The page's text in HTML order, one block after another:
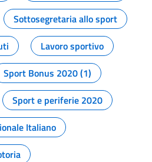
Sottosegretaria allo sport
Lavoro sportivo
Sport Bonus 2020 (1)
Sport e periferie 2020
Italiano